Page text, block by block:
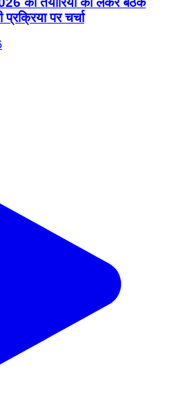
पर चर्चा